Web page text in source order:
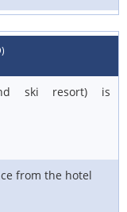
ski resort) is
from the hotel